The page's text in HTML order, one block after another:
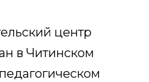
центр
в Читинском